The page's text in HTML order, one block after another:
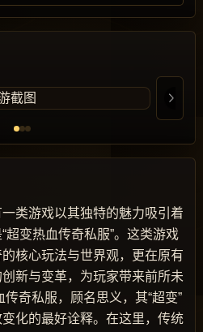
类游戏以其独特的魅力吸引着
超变热血传奇私服”。这类游戏
核心玩法与世界观，更在原有
新与变革，为玩家带来前所未
奇私服，顾名思义，其“超变”
化的最好诠释。在这里，传统